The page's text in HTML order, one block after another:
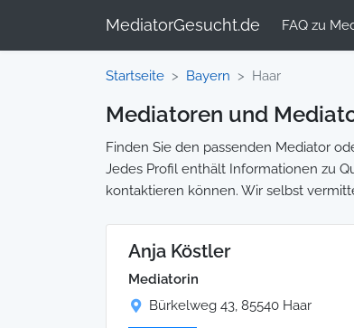
MediatorGesucht.de FAQ zu
Startseite Bayern Haar
Mediatoren und
Finden Sie den passenden Mediator
Jedes Profil enthält Informationen zu
kontaktieren können. Wir selbst
Anja Köstler
Mediatorin
Bürkelweg 43, 85540 Haar